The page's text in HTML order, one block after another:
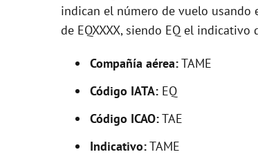
indican el número de vuelo usando
de EQXXXX, siendo EQ el
Compañía aérea:TAME
Código IATA: EQ
Código ICAO:TAE
Indicativo:TAME